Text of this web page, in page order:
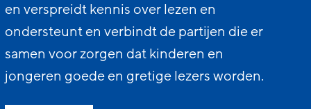
en verspreidt kennis over lezen en
ondersteunt en verbindt de partijen die er
samen voor zorgen dat kinderen en
jongeren goede en gretige lezers worden.